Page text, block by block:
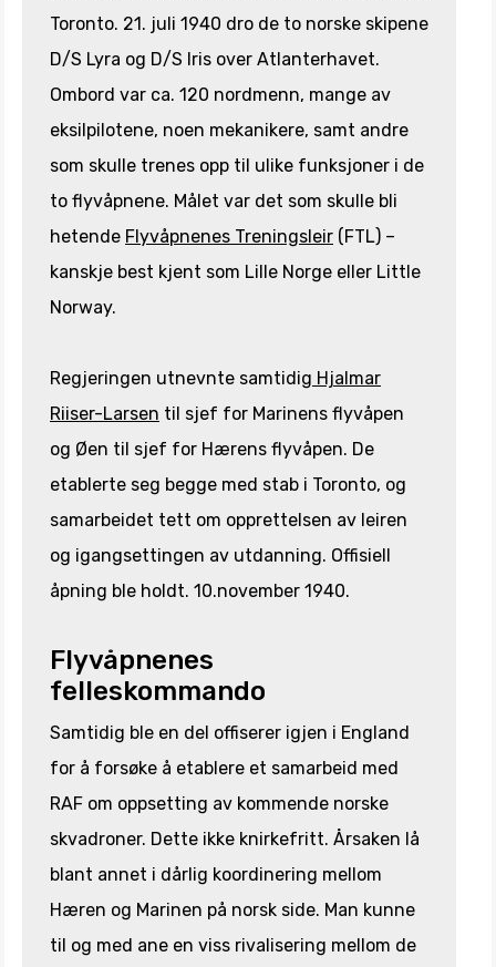
Toronto. 21. juli 1940 dro de to norske skipene
D/S Lyra og D/S Iris over Atlanterhavet.
Ombord var ca. 120 nordmenn, mange av
eksilpilotene, noen mekanikere, samt andre
som skulle trenes opp til ulike funksjoner i de
to flyvåpnene. Målet var det som skulle bli
hetende Flyvåpnenes Treningsleir (FTL) –
kanskje best kjent som Lille Norge eller Little
Norway.
Regjeringen utnevnte samtidig Hjalmar
Riiser-Larsen til sjef for Marinens flyvåpen
og Øen til sjef for Hærens flyvåpen. De
etablerte seg begge med stab i Toronto, og
samarbeidet tett om opprettelsen av leiren
og igangsettingen av utdanning. Offisiell
åpning ble holdt. 10.november 1940.
Flyvåpnenes
felleskommando
Samtidig ble en del offiserer igjen i England
for å forsøke å etablere et samarbeid med
RAF om oppsetting av kommende norske
skvadroner. Dette ikke knirkefritt. Årsaken lå
blant annet i dårlig koordinering mellom
Hæren og Marinen på norsk side. Man kunne
til og med ane en viss rivalisering mellom de